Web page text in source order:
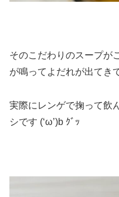
そのこだわりのスープが
が鳴ってよだれが出てき
実際にレンゲで掬って飲
シです (‘ω’)b ｸﾞｯ